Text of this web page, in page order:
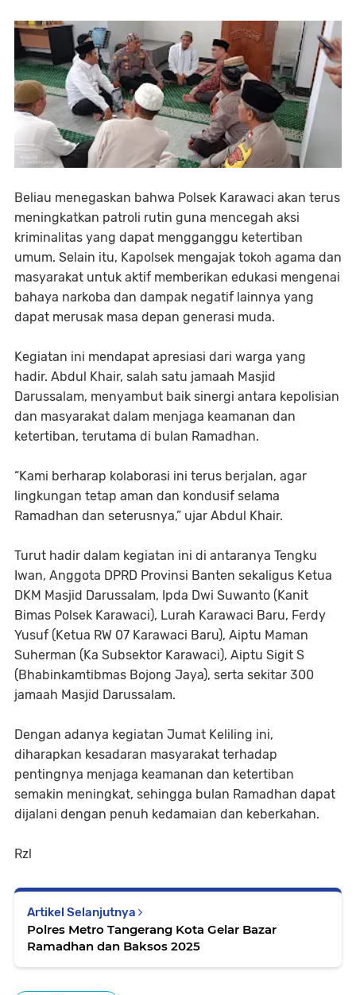
Beliau menegaskan bahwa Polsek Karawaci akan terus
meningkatkan patroli rutin guna mencegah aksi
kriminalitas yang dapat mengganggu ketertiban
umum. Selain itu, Kapolsek mengajak tokoh agama dan
masyarakat untuk aktif memberikan edukasi mengenai
bahaya narkoba dan dampak negatif lainnya yang
dapat merusak masa depan generasi muda.
Kegiatan ini mendapat apresiasi dari warga yang
hadir. Abdul Khair, salah satu jamaah Masjid
Darussalam, menyambut baik sinergi antara kepolisian
dan masyarakat dalam menjaga keamanan dan
ketertiban, terutama di bulan Ramadhan.
“Kami berharap kolaborasi ini terus berjalan, agar
lingkungan tetap aman dan kondusif selama
Ramadhan dan seterusnya,” ujar Abdul Khair.
Turut hadir dalam kegiatan ini di antaranya Tengku
Iwan, Anggota DPRD Provinsi Banten sekaligus Ketua
DKM Masjid Darussalam, Ipda Dwi Suwanto (Kanit
Bimas Polsek Karawaci), Lurah Karawaci Baru, Ferdy
Yusuf (Ketua RW 07 Karawaci Baru), Aiptu Maman
Suherman (Ka Subsektor Karawaci), Aiptu Sigit S
(Bhabinkamtibmas Bojong Jaya), serta sekitar 300
jamaah Masjid Darussalam.
Dengan adanya kegiatan Jumat Keliling ini,
diharapkan kesadaran masyarakat terhadap
pentingnya menjaga keamanan dan ketertiban
semakin meningkat, sehingga bulan Ramadhan dapat
dijalani dengan penuh kedamaian dan keberkahan.
Rzl
Artikel Selanjutnya
Polres Metro Tangerang Kota Gelar Bazar
Ramadhan dan Baksos 2025